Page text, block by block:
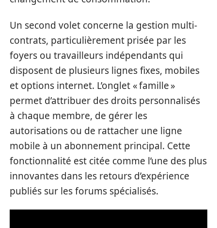
Un second volet concerne la gestion multi-
contrats, particulièrement prisée par les
foyers ou travailleurs indépendants qui
disposent de plusieurs lignes fixes, mobiles
et options internet. L’onglet « famille »
permet d’attribuer des droits personnalisés
à chaque membre, de gérer les
autorisations ou de rattacher une ligne
mobile à un abonnement principal. Cette
fonctionnalité est citée comme l’une des plus
innovantes dans les retours d’expérience
publiés sur les forums spécialisés.